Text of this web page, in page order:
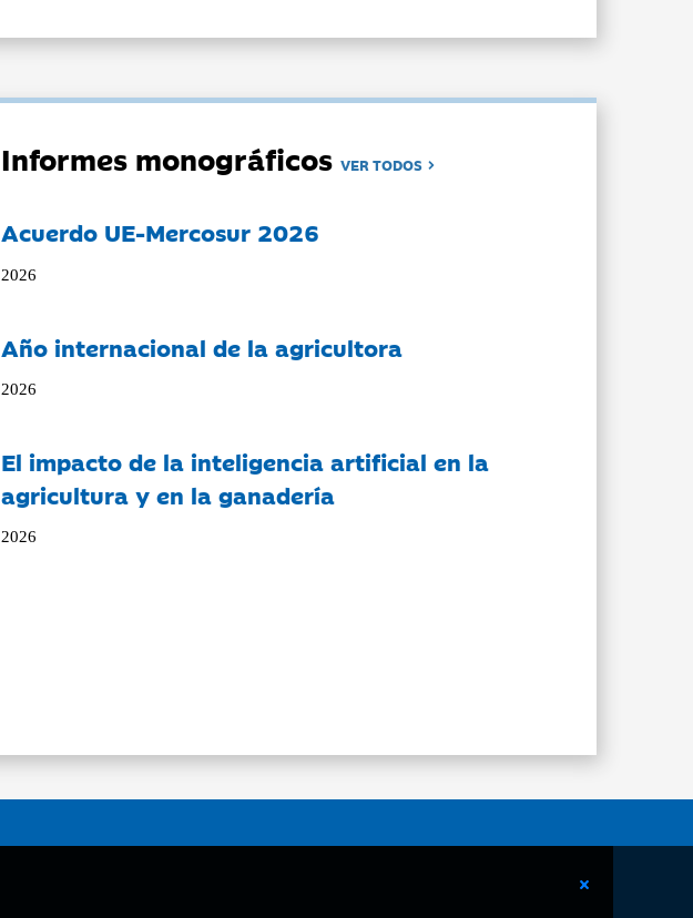
Informes monográficosVER TODOS
Acuerdo UE-Mercosur 2026
2026
Año internacional de la agricultora
2026
El impacto de la inteligencia artificial en la
agricultura y en la ganadería
2026